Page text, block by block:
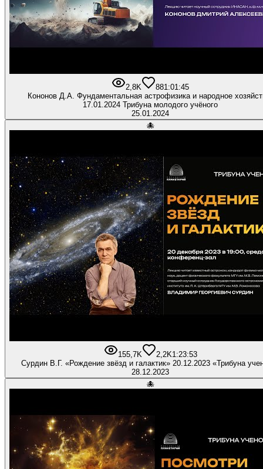
2,8K 881:01:45
Кононов Д.А. Фундаментальная астрофизика и народное
17.01.2024 Трибуна молодого учёного
25.01.2024
🐙
155,7K 2,2K1:23:53
Сурдин В.Г. «Рождение звёзд и галактик» 20.12.2023 «Трибуна
28.12.2023
🐙